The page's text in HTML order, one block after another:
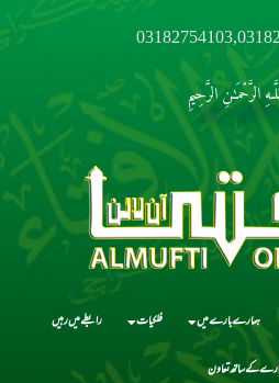
الرَّحْمَـٰنِ الرَّحِيمِ
ہمارے بارے میں فلکیات رابطے میں رہیں
کے ساتھ تعاون